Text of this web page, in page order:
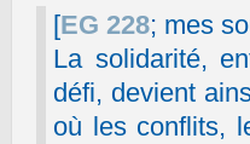
[EG 228; mes
La solidarité,
défi, devient
où les conflits,